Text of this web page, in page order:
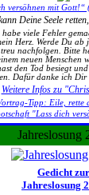
versöhnen mit
Deine Seele
habe viele Fehler
Herz. Werde Du ab
nachfolgen. Bitte
neuen Menschen
den Tod besiegt
Dafür danke ich Dir
Weitere Infos zu
Tipp: Eile, rette
"Lass dich
Jahreslosung
Gedicht zur
Jahreslosung